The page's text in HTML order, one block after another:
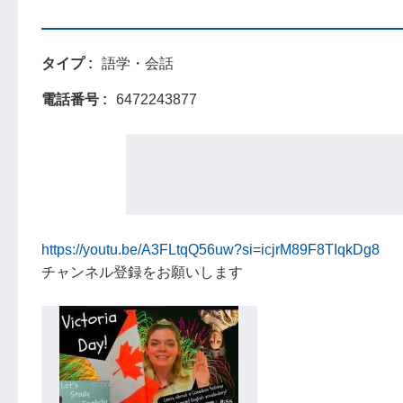
タイプ 語学・会話
電話番号 6472243877
https://youtu.be/A3FLtqQ56uw?si=icjrM89F8TIqkDg8
チャンネル登録をお願いします